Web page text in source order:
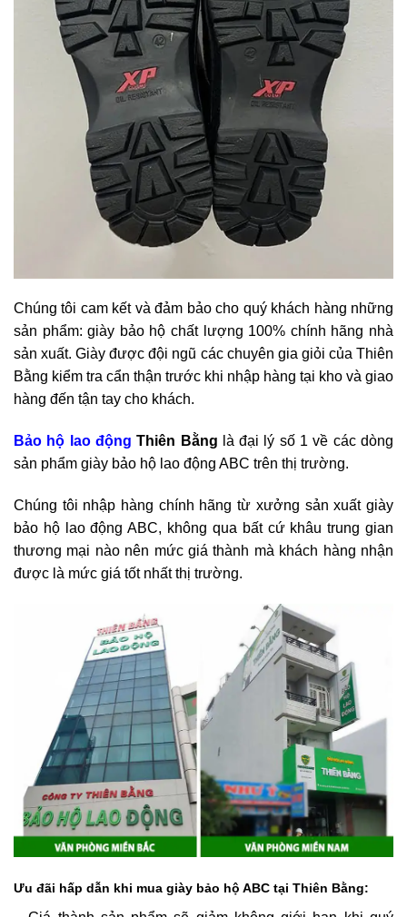
Chúng tôi cam kết và đảm bảo cho quý khách hàng những
sản phẩm: giày bảo hộ chất lượng 100% chính hãng nhà
sản xuất.Giày được đội ngũ các chuyên gia giỏi của Thiên
Bằng kiểm tra cẩn thận trước khi nhập hàng tại kho và giao
hàng đến tận tay cho khách.
Bảo hộ lao động Thiên Bằng là đại lý số 1 về các dòng
sản phẩm giày bảo hộ lao động ABC trên thị trường.
Chúng tôi nhập hàng chính hãng từ xưởng sản xuất giày
bảo hộ lao động ABC, không qua bất cứ khâu trung gian
thương mại nào nên mức giá thành mà khách hàng nhận
được là mức giá tốt nhất thị trường.
Ưu đãi hấp dẫn khi mua giày bảo hộ ABC tại Thiên Bằng: